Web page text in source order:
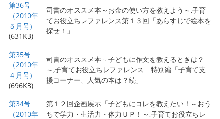
第36号
（2010年
５月号）
(631KB)
司書のオススメ本～お金の使い方を教えよう～,子育
てお役立ちレファレンス第１３回「あらすじで絵本を
探せ！」
第35号
（2010年
４月号）
(696KB)
司書のオススメ本～子どもに作文を教えるときは？
～,子育てお役立ちレファレンス 特別編「子育て支
援コーナー、人気の本は？続」
第34号
（2010年
第１２回企画展示「子どもにコレを教えたい！～おう
ちで学力・生活力・体力ＵＰ！～,子育てお役立ちレ